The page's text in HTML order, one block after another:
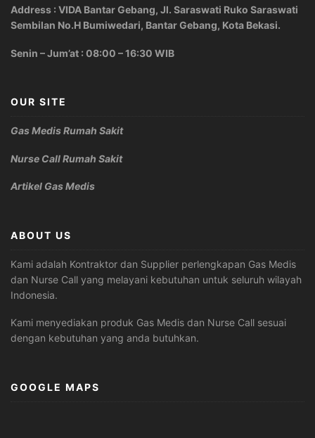
Address : VIDA Bantar Gebang, Jl. Saraswati Ruko Saraswati
Sembilan No.H Bumiwedari, Bantar Gebang, Kota Bekasi.
Senin – Jum’at : 08:00 – 16:30 WIB
OUR SITE
Gas Medis Rumah Sakit
Nurse Call Rumah Sakit
Artikel Gas Medis
ABOUT US
Kami adalah Kontraktor dan Supplier perlengkapan Gas Medis
dan Nurse Call yang melayani kebutuhan untuk seluruh wilayah
Indonesia.
Kami menyediakan produk Gas Medis dan Nurse Call sesuai
dengan kebutuhan yang anda butuhkan.
GOOGLE MAPS